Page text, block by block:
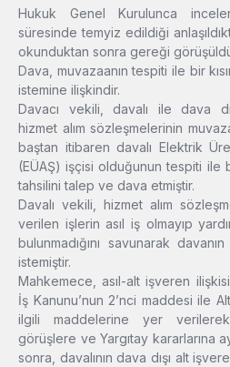
Hukuk Genel Kurulunca
süresinde temyiz edildiği
okunduktan sonra gereği
Dava, muvazaanın tespiti ile bir
istemine ilişkindir.
Davacı vekili, davalı ile dava
hizmet alım sözleşmelerinin
baştan itibaren davalı Elektrik
(EÜAŞ) işçisi olduğunun tespiti ile
tahsilini talep ve dava etmiştir.
Davalı vekili, hizmet alım
verilen işlerin asıl iş olmayıp
bulunmadığını savunarak
istemiştir.
Mahkemece, asıl-alt işveren
İş Kanunu’nun 2’nci maddesi ile
ilgili maddelerine yer
görüşlere ve Yargıtay kararlarına
sonra, davalının dava dışı alt